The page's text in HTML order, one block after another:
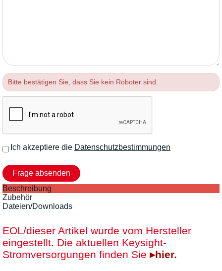
Bitte bestätigen Sie, dass Sie kein Roboter sind.
Ich akzeptiere die Datenschutzbestimmungen
Beschreibung
Zubehör
Dateien/Downloads
EOL/dieser Artikel wurde vom Hersteller
eingestellt. Die aktuellen Keysight-
Stromversorgungen finden Sie ▸hier.